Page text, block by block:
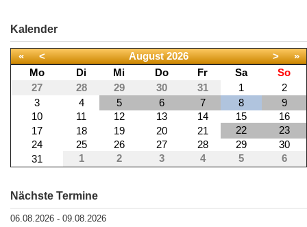
Kalender
« < August 2026 >
»
Mo
Di Mi Do Fr Sa
So
27
28 29 30 31 1
2
3
4 5 6 7 8
9
10
11 12 13 14 15
16
17
18 19 20 21 22
23
24
25 26 27 28 29
30
31
1 2 3 4 5 6
Nächste Termine
06.08.2026 - 09.08.2026